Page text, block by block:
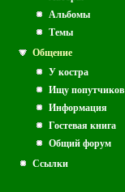
Альбомы
Темы
Общение
У костра
Ищу попутчиков
Информация
Гостевая книга
Общий форум
Ссылки